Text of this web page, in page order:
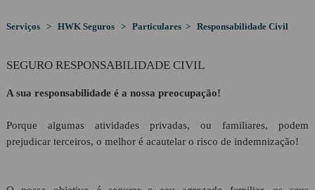
Visão
HWK Seguros
PROTOCOLOS
Serviços > HWK Seguros > Particulares > Responsabilidade Civil
SEGURO RESPONSABILIDADE CIVIL
A sua responsabilidade é a nossa preocupação!
Porque algumas atividades privadas, ou familiares, podem
prejudicar terceiros, o melhor é acautelar o risco de indemnização!